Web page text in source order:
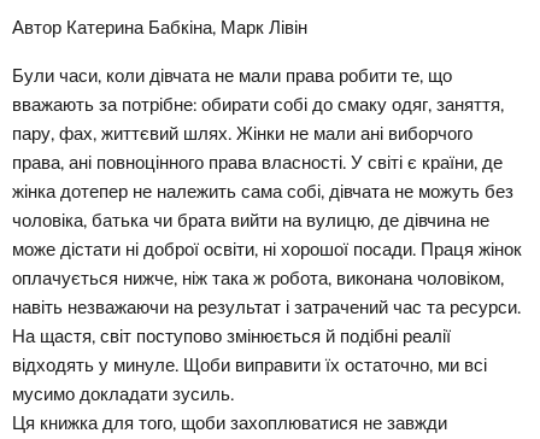
Автор Катерина Бабкіна, Марк Лівін
Були часи, коли дівчата не мали права робити те, що
вважають за потрібне: обирати собі до смаку одяг, заняття,
пару, фах, життєвий шлях. Жінки не мали ані виборчого
права, ані повноцінного права власності. У світі є країни, де
жінка дотепер не належить сама собі, дівчата не можуть без
чоловіка, батька чи брата вийти на вулицю, де дівчина не
може дістати ні доброї освіти, ні хорошої посади. Праця жінок
оплачується нижче, ніж така ж робота, виконана чоловіком,
навіть незважаючи на результат і затрачений час та ресурси.
На щастя, світ поступово змінюється й подібні реалії
відходять у минуле. Щоби виправити їх остаточно, ми всі
мусимо докладати зусиль.
Ця книжка для того, щоби захоплюватися не завжди